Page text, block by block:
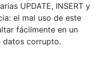
UPDATE, INSERT y
el mal uso de este
fácilmente en un
datos corrupto.